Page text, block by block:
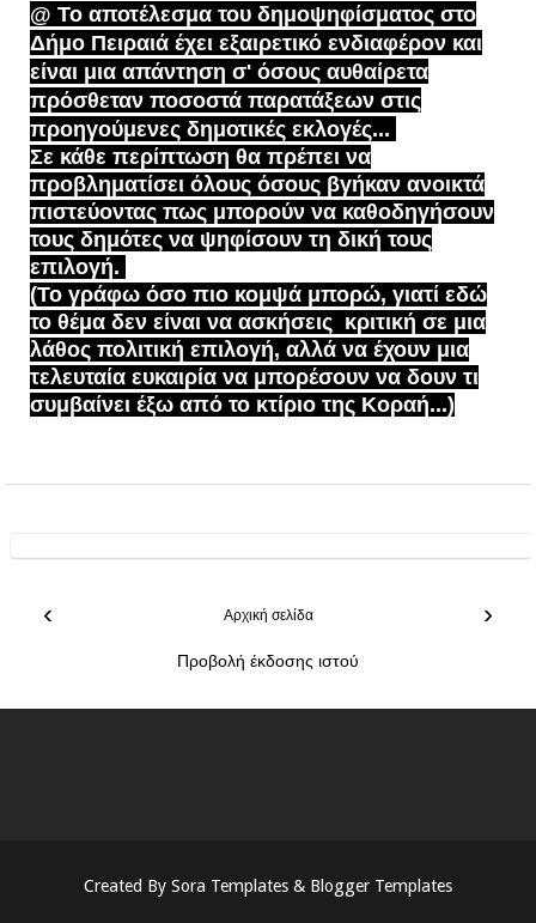
@ Το αποτέλεσμα του δημοψηφίσματος στο
Δήμο Πειραιά έχει εξαιρετικό ενδιαφέρον και
είναι μια απάντηση σ' όσους αυθαίρετα
πρόσθεταν ποσοστά παρατάξεων στις
προηγούμενες δημοτικές εκλογές...
Σε κάθε περίπτωση θα πρέπει να
προβληματίσει όλους όσους βγήκαν ανοικτά
πιστεύοντας πως μπορούν να καθοδηγήσουν
τους δημότες να ψηφίσουν τη δική τους
επιλογή.
(Το γράφω όσο πιο κομψά μπορώ, γιατί εδώ
το θέμα δεν είναι να ασκήσεις κριτική σε μια
λάθος πολιτική επιλογή, αλλά να έχουν μια
τελευταία ευκαιρία να μπορέσουν να δουν τι
συμβαίνει έξω από το κτίριο της Κοραή...)
‹ ›
Αρχική σελίδα
Προβολή έκδοσης ιστού
Created By Sora Templates & Blogger Templates